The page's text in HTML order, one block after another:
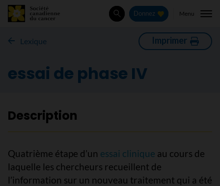
Rechercher
Donnez Menu
Lexique Imprimer
essai de phase IV
Description
Quatrième étape d’un essai clinique au cours de
laquelle les chercheurs recueillent de
l’information sur un nouveau traitement qui a été